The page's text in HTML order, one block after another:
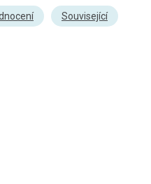
Související